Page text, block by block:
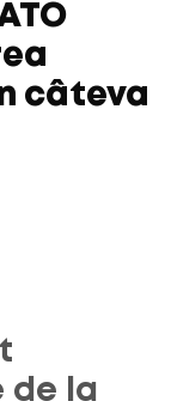
câteva
de la